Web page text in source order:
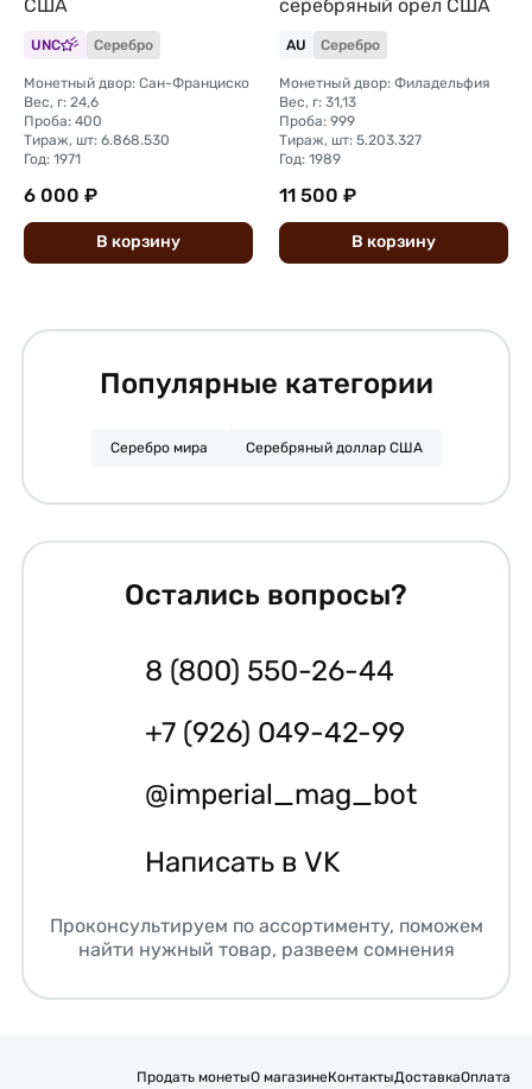
США
UNC Серебро
Монетный двор: Сан-Франциско
Вес, г: 24,6
Проба: 400
Тираж, шт: 6.868.530
Год: 1971
6 000 ₽
В корзину
серебряный орёл США
AU Серебро
Монетный двор: Филадельфия
Вес, г: 31,13
Проба: 999
Тираж, шт: 5.203.327
Год: 1989
11 500 ₽
В корзину
Популярные категории
Серебро мира Серебряный доллар США
Остались вопросы?
8 (800) 550-26-44
+7 (926) 049-42-99
@imperial_mag_bot
Написать в VK
Проконсультируем по ассортименту, поможем
найти нужный товар, развеем сомнения
Продать монетыО магазинеКонтактыДоставкаОплата